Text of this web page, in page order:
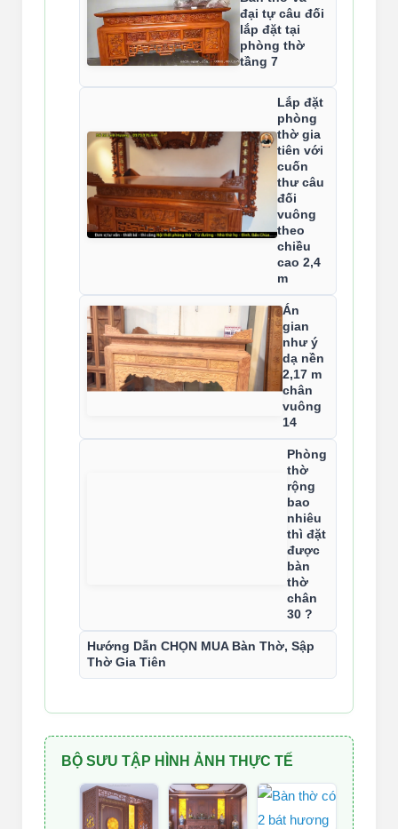
đại tự câu đối
lắp đặt tại
phòng thờ
tầng 7
Lắp đặt
phòng
thờ gia
tiên với
cuốn
thư câu
đối
vuông
theo
chiều
cao 2,4
m
Án
gian
như ý
dạ nền
2,17 m
chân
vuông
14
Phòng
thờ
rộng
bao
nhiêu
thì đặt
được
bàn
thờ
chân
30 ?
Hướng
CHỌN
Bàn
Thờ
Tiên